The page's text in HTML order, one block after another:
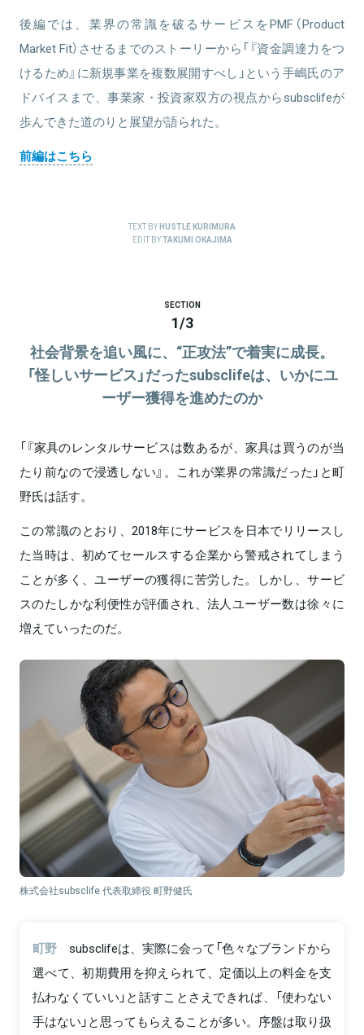
後編では、業界の常識を破るサービスをPMF（Product
Market Fit）させるまでのストーリーから「『資金調達力をつ
けるため』に新規事業を複数展開すべし」という手嶋氏のア
ドバイスまで、事業家・投資家双方の視点からsubsclifeが
歩んできた道のりと展望が語られた。
前編はこちら
TEXT BYHUSTLE KURIMURA
EDIT BYTAKUMI OKAJIMA
SECTION
1/3
社会背景を追い風に、“正攻法”で着実に成長。
「怪しいサービス」だったsubsclifeは、いかにユ
ーザー獲得を進めたのか
「『家具のレンタルサービスは数あるが、家具は買うのが当
たり前なので浸透しない』。これが業界の常識だった」と町
野氏は話す。
この常識のとおり、2018年にサービスを日本でリリースし
た当時は、初めてセールスする企業から警戒されてしまう
ことが多く、ユーザーの獲得に苦労した。しかし、サービ
スのたしかな利便性が評価され、法人ユーザー数は徐々に
増えていったのだ。
株式会社subsclife 代表取締役 町野健氏
町野
subsclifeは、実際に会って「色々なブランドから
選べて、初期費用を抑えられて、定価以上の料金を支
払わなくていい」と話すことさえできれば、「使わない
手はない」と思ってもらえることが多い。序盤は取り扱